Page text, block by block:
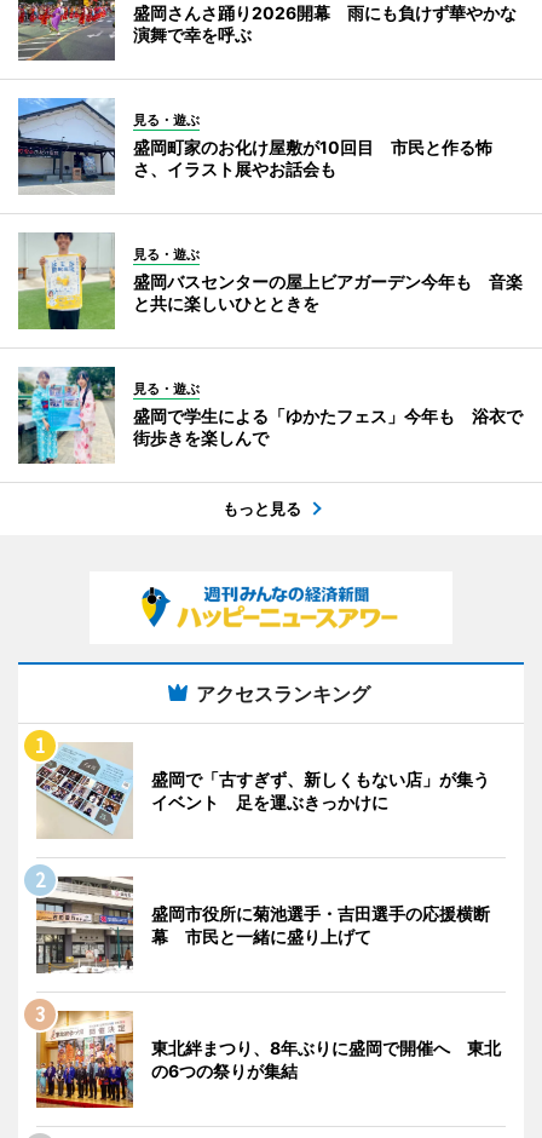
盛岡さんさ踊り2026開幕 雨にも負けず華やかな
演舞で幸を呼ぶ
見る・遊ぶ
盛岡町家のお化け屋敷が10回目 市民と作る怖
さ、イラスト展やお話会も
見る・遊ぶ
盛岡バスセンターの屋上ビアガーデン今年も 音楽
と共に楽しいひとときを
見る・遊ぶ
盛岡で学生による「ゆかたフェス」今年も 浴衣で
街歩きを楽しんで
もっと見る
アクセスランキング
盛岡で「古すぎず、新しくもない店」が集う
イベント 足を運ぶきっかけに
盛岡市役所に菊池選手・吉田選手の応援横断
幕 市民と一緒に盛り上げて
東北絆まつり、8年ぶりに盛岡で開催へ 東北
の6つの祭りが集結